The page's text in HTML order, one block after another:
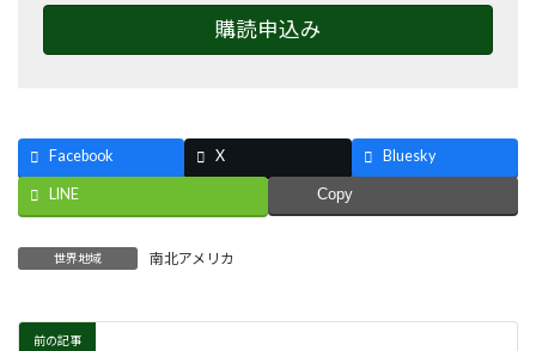
購読申込み
Facebook X Bluesky
LINE Copy
世界地域 南北アメリカ
前の記事